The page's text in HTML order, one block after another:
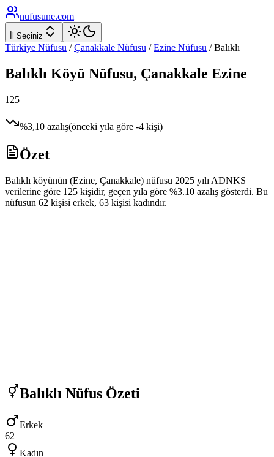
nufusune.com
İl Seçiniz
Türkiye Nüfusu / Çanakkale Nüfusu / Ezine Nüfusu /Balıklı
Balıklı Köyü Nüfusu, Çanakkale Ezine
125
%3,10 azalış(önceki yıla göre -4 kişi)
Özet
Balıklı köyünün (Ezine, Çanakkale) nüfusu 2025 yılı ADNKS
verilerine göre 125 kişidir, geçen yıla göre %3.10 azalış gösterdi. Bu
nüfusun 62 kişisi erkek, 63 kişisi kadındır.
Balıklı Nüfus Özeti
Erkek
62
Kadın